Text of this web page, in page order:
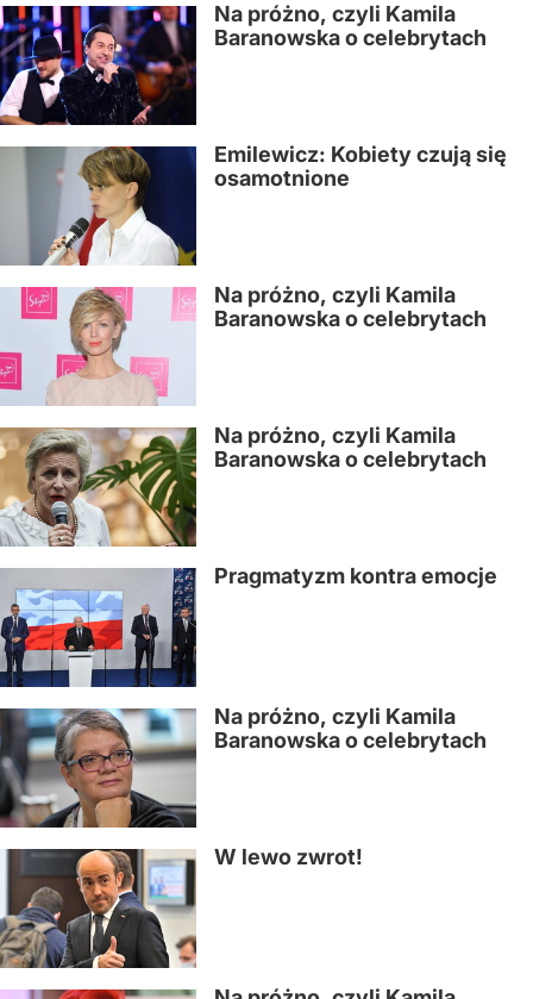
Na próżno, czyli Kamila
Baranowska o celebrytach
Emilewicz: Kobiety czują się
osamotnione
Na próżno, czyli Kamila
Baranowska o celebrytach
Na próżno, czyli Kamila
Baranowska o celebrytach
Pragmatyzm kontra emocje
Na próżno, czyli Kamila
Baranowska o celebrytach
W lewo zwrot!